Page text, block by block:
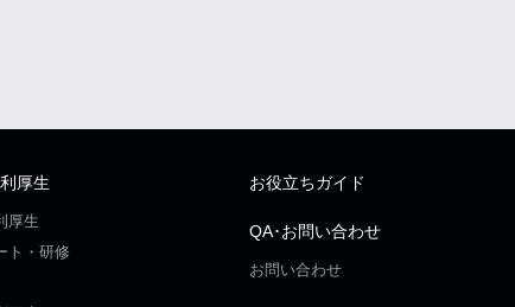
厚生
厚生
ト・研修
お役立ちガイド
QA･お問い合わせ
お問い合わせ